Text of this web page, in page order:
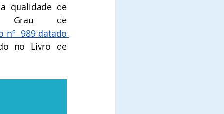
qualidade de
nº  989 datado
no Livro de